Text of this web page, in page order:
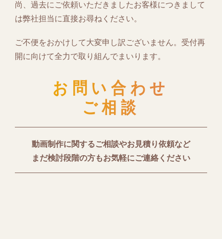
尚、過去にご依頼いただきましたお客様につきまして
は弊社担当に直接お尋ねください。
ご不便をおかけして大変申し訳ございません。受付再
開に向けて全力で取り組んでまいります。
お問い合わせ
ご相談
動画制作に関するご相談やお見積り依頼など
まだ検討段階の方もお気軽にご連絡ください